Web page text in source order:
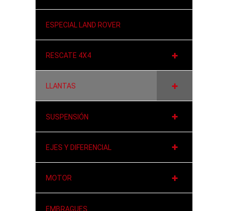
ESPECIAL LAND ROVER
RESCATE 4X4
LLANTAS
SUSPENSIÓN
EJES Y DIFERENCIAL
MOTOR
EMBRAGUES